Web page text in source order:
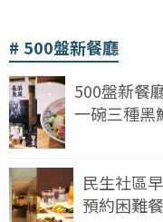
500盤新餐廳
500盤新餐
一碗三種黑
民生社區
預約困難